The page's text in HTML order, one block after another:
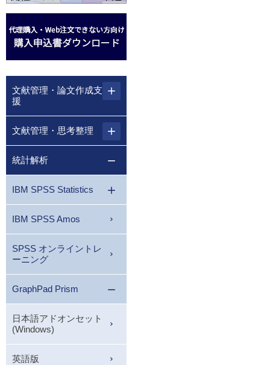
文献管理・論文作成支
援
文献管理・思考整理
統計解析
IBM SPSS Statistics
IBM SPSS Amos
SPSS オンライントレ
ーニング
GraphPad Prism
日本語アドオンセット
(Windows)
英語版